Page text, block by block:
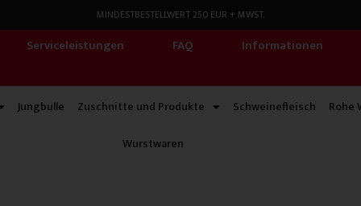
MINDESTBESTELLWERT 250 EUR + MWST.
Serviceleistungen FAQ Informationen
Jungbulle Zuschnitte und Produkte Schweinefleisch
Rohe
Wurstwaren